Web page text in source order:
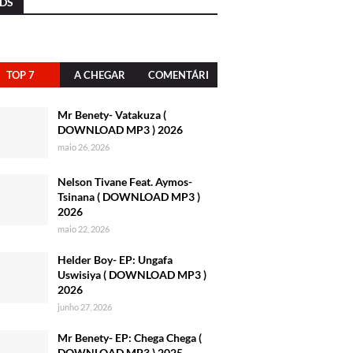
TOP 7 A CHEGAR COMENTÁRI
Mr Benety- Vatakuza (
DOWNLOAD MP3 ) 2026
maio 26, 2026
Nelson Tivane Feat. Aymos-
Tsinana ( DOWNLOAD MP3 )
2026
maio 22, 2026
Helder Boy- EP: Ungafa
Uswisiya ( DOWNLOAD MP3 )
2026
junho 27, 2026
Mr Benety- EP: Chega Chega (